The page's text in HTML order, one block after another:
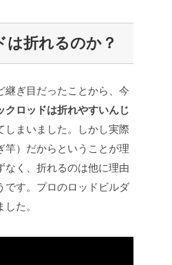
は折れるのか？
継ぎ目だったことから、今
クロッドは折れやすいんじ
しまいました。しかし実際
竿）だからということが理
なく、折れるのは他に理由
です。プロのロッドビルダ
た。